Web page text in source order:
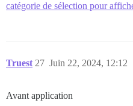
catégorie de sélection pour
Truest Juin 22, 2024, 12:12
27
Avant application